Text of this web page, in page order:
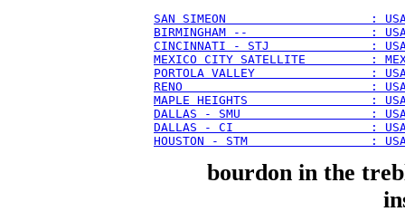
SAN SIMEON                    :
BIRMINGHAM --                 :
CINCINNATI - STJ              :
MEXICO CITY SATELLITE         :
PORTOLA VALLEY                :
RENO                          :
MAPLE HEIGHTS                 :
DALLAS - SMU                  :
DALLAS - CI                   :
HOUSTON - STM                 :
bourdon in the